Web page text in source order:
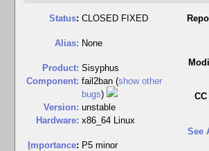
Status: CLOSED FIXED
Alias: None
Product: Sisyphus
Component: fail2ban (show other
bugs)
Version: unstable
Hardware: x86_64 Linux
mportance: P5 minor
See